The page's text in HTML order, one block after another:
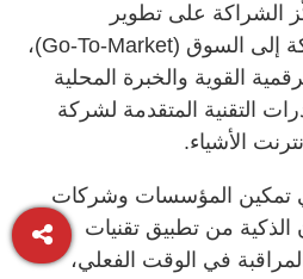
الشراكة على تطوير
استراتيجية دخول مشتركة إلى السوق (Go-To-Market)،
القوية والخبرة المحلية
التقنية المتقدمة لشركة
تمكين المؤسسات وشركات
الذكية من تطبيق تقنيات
في الوقت الفعلي،